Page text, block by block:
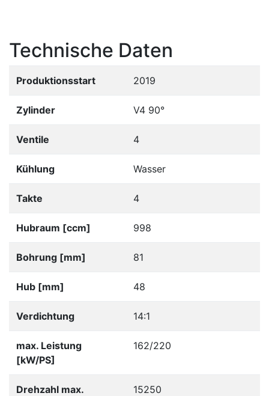
Technische Daten
Produktionsstart 2019
Zylinder V4 90°
Ventile 4
Kühlung Wasser
Takte 4
Hubraum [ccm] 998
Bohrung [mm] 81
Hub [mm] 48
Verdichtung 14:1
max. Leistung
[kW/PS]
162/220
Drehzahl max.
15250